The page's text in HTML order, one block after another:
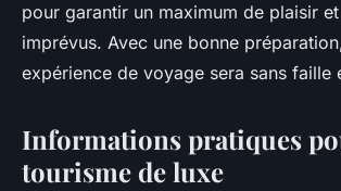
pour garantir un maximum de plaisir
imprévus. Avec une bonne
expérience de voyage sera sans faille
Informations pratiques
tourisme de luxe